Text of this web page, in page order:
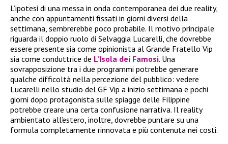
L’ipotesi di una messa in onda contemporanea dei due reality,
anche con appuntamenti fissati in giorni diversi della
settimana, sembrerebbe poco probabile. Il motivo principale
riguarda il doppio ruolo di Selvaggia Lucarelli, che dovrebbe
essere presente sia come opinionista al Grande Fratello Vip
sia come conduttrice de L’Isola dei Famosi. Una
sovrapposizione tra i due programmi potrebbe generare
qualche difficoltà nella percezione del pubblico: vedere
Lucarelli nello studio del GF Vip a inizio settimana e pochi
giorni dopo protagonista sulle spiagge delle Filippine
potrebbe creare una certa confusione narrativa. Il reality
ambientato all’estero, inoltre, dovrebbe puntare su una
formula completamente rinnovata e più contenuta nei costi.